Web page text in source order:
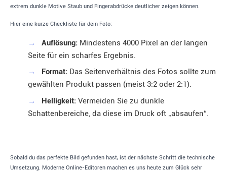
extrem dunkle Motive Staub und Fingerabdrücke deutlicher zeigen können.
Hier eine kurze Checkliste für dein Foto:
→ Auflösung:Mindestens 4000 Pixel an der langen
Seite für ein scharfes Ergebnis.
→
Format:Das Seitenverhältnis des Fotos sollte zum
gewählten Produkt passen (meist 3:2 oder 2:1).
→
Helligkeit:Vermeiden Sie zu dunkle
Schattenbereiche, da diese im Druck oft „absaufen“.
Sobald du das perfekte Bild gefunden hast, ist der nächste Schritt die technische
Umsetzung. Moderne Online-Editoren machen es uns heute zum Glück sehr